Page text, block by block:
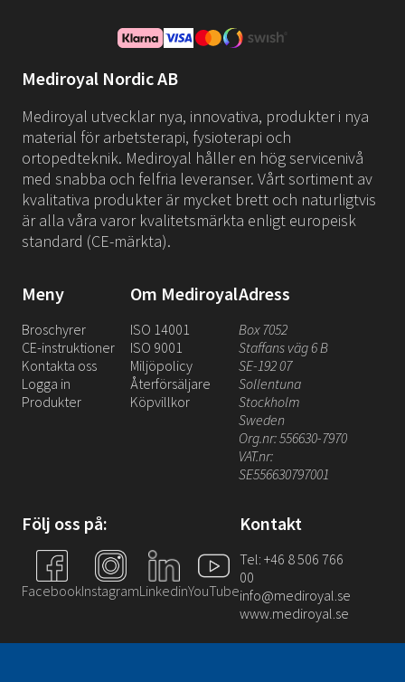
Mediroyal Nordic AB
Mediroyal utvecklar nya, innovativa, produkter i nya
material för arbetsterapi, fysioterapi och
ortopedteknik. Mediroyal håller en hög servicenivå
med snabba och felfria leveranser. Vårt sortiment av
kvalitativa produkter är mycket brett och naturligtvis
är alla våra varor kvalitetsmärkta enligt europeisk
standard (CE-märkta).
Meny
Broschyrer
CE-instruktioner
Kontakta oss
Logga in
Produkter
Om Mediroyal
ISO 14001
ISO 9001
Miljöpolicy
Återförsäljare
Köpvillkor
Adress
Box 7052
Staffans väg 6 B
SE-192 07
Sollentuna
Stockholm
Sweden
Org.nr: 556630-7970
VAT.nr:
SE556630797001
Följ oss på:
FacebookInstagramLinkedinYouTube
Kontakt
Tel: +46 8 506 766
00
info@mediroyal.se
www.mediroyal.se